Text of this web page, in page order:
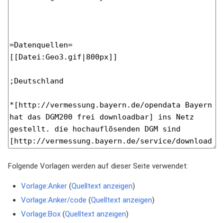
Folgende Vorlagen werden auf dieser Seite verwendet:
Vorlage:Anker(Quelltext anzeigen)
Vorlage:Anker/code (Quelltext anzeigen)
Vorlage:Box(Quelltext anzeigen)